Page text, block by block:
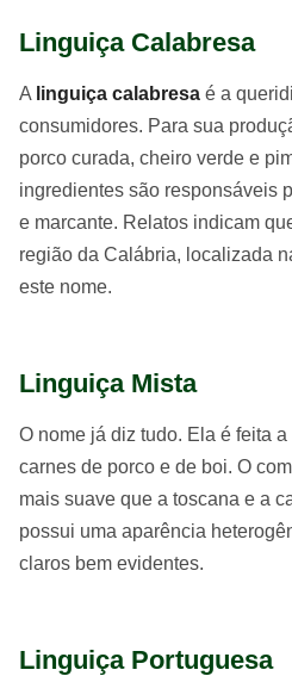
Linguiça Calabresa
A linguiça calabresa é a
consumidores. Para sua
porco curada, cheiro verde e
ingredientes são responsáveis
e marcante. Relatos indicam
região da Calábria, localizada
este nome.
Linguiça Mista
O nome já diz tudo. Ela é feita
carnes de porco e de boi. O
mais suave que a toscana e a
possui uma aparência
claros bem evidentes.
Linguiça Portuguesa